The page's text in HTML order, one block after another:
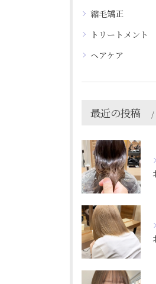
縮毛矯正
トリートメント
ヘアケア
最近の投稿